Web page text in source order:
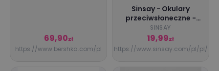
69,90zł
https://www.bershka.com/pl
Sinsay - Okulary
przeciwsłoneczne -
Złoty - damski -
5775K-GLD
SINSAY
19,99zł
https://www.sinsay.com/pl/pl/